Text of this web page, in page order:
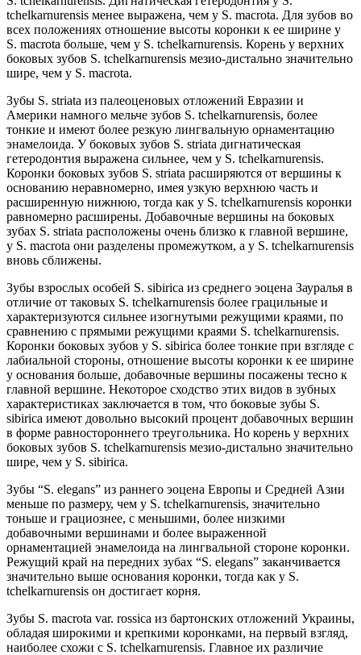
tchelkarnurensis менее выражена, чем у S. macrota. Для зубов во
всех положениях отношение высоты коронки к ее ширине у
S. macrota больше, чем у S. tchelkarnurensis. Корень у верхних
боковых зубов S. tchelkarnurensis мезио-дистально значительно
шире, чем у S. macrota.
Зубы S. striata из палеоценовых отложений Евразии и
Америки намного мельче зубов S. tchelkarnurensis, более
тонкие и имеют более резкую лингвальную орнаментацию
энамелоида. У боковых зубов S. striata дигнатическая
гетеродонтия выражена сильнее, чем у S. tchelkarnurensis.
Коронки боковых зубов S. striata расширяются от вершины к
основанию неравномерно, имея узкую верхнюю часть и
расширенную нижнюю, тогда как у S. tchelkarnurensis коронки
равномерно расширены. Добавочные вершины на боковых
зубах S. striata расположены очень близко к главной вершине,
у S. macrota они разделены промежутком, а у S. tchelkarnurensis
вновь сближены.
Зубы взрослых особей S. sibirica из среднего эоцена Зауралья в
отличие от таковых S. tchelkarnurensis более грацильные и
характеризуются сильнее изогнутыми режущими краями, по
сравнению с прямыми режущими краями S. tchelkarnurensis.
Коронки боковых зубов у S. sibirica более тонкие при взгляде с
лабиальной стороны, отношение высоты коронки к ее ширине
у основания больше, добавочные вершины посажены тесно к
главной вершине. Некоторое сходство этих видов в зубных
характеристиках заключается в том, что боковые зубы S.
sibirica имеют довольно высокий процент добавочных вершин
в форме равностороннего треугольника. Но корень у верхних
боковых зубов S. tchelkarnurensis мезио-дистально значительно
шире, чем у S. sibirica.
Зубы “S. elegans” из раннего эоцена Европы и Средней Азии
меньше по размеру, чем у S. tchelkarnurensis, значительно
тоньше и грациознее, с меньшими, более низкими
добавочными вершинами и более выраженной
орнаментацией энамелоида на лингвальной стороне коронки.
Режущий край на передних зубах “S. elegans” заканчивается
значительно выше основания коронки, тогда как у S.
tchelkarnurensis он достигает корня.
Зубы S. macrota var. rossica из бартонских отложений Украины,
обладая широкими и крепкими коронками, на первый взгляд,
наиболее схожи с S. tchelkarnurensis. Главное их различие